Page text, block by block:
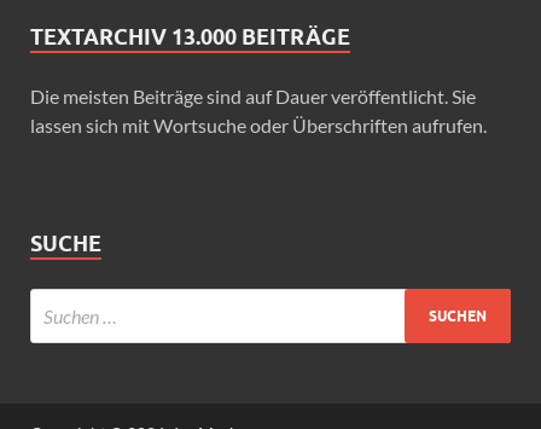
TEXTARCHIV 13.000 BEITRÄGE
Die meisten Beiträge sind auf Dauer veröffentlicht. Sie
lassen sich mit Wortsuche oder Überschriften aufrufen.
SUCHE